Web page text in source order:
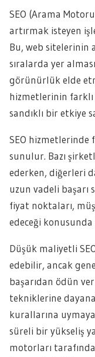
SEO (Arama
artırmak isteyen
Bu, web sitelerinin
sıralarda yer
görünürlük elde
hizmetlerinin
sandıklı bir etkiye
SEO
sunulur. Bazı
ederken, diğerleri
uzun vadeli başarı
fiyat noktaları,
edeceği
Düşük maliyetli
edebilir, ancak
başarıdan ödün
tekniklerine
kurallarına
süreli bir yükseliş
motorları